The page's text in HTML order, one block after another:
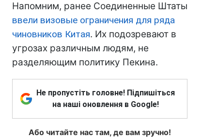
Напомним, ранее Соединенные Штаты
ввели визовые ограничения для ряда
чиновников Китая. Их подозревают в
угрозах различным людям, не
разделяющим политику Пекина.
Не пропустіть головне! Підпишіться
на наші оновлення в Google!
Або читайте нас там, де вам зручно!